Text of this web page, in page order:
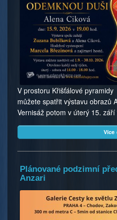
V prostoru Křišťálové pyramidy
můžete spatřit výstavu obrazů
Vernisáž potom v úterý 15. září
Více
Plánované podzimní
Anzari